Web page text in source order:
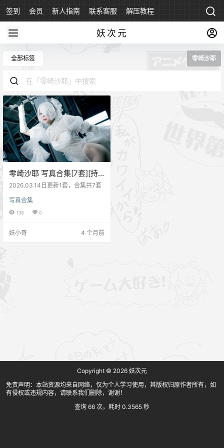
签到 会员 新人指南 联系客服 解压教程
妖次元
全部标签 零崎沙耶
零崎沙耶 写真合集[7套][持
续更新]
2026.03.14日更新1套，合集共7套
写真合集
138 0
妖小哥 4 个月前
Copyright © 2026 妖次元
免责声明：本站资源均来自网络，仅为个人学习使用，其版权归原作者所有，如
有侵权或违规内容，请联系我们删除，谢谢！
查询 66 次，耗时 0.3565 秒